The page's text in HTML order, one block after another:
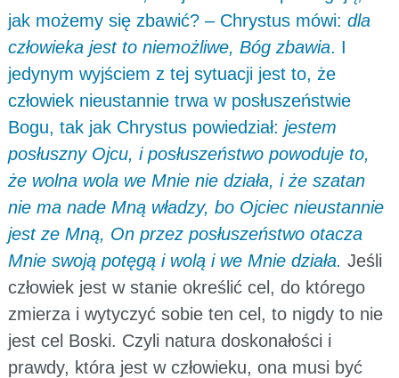
jak możemy się zbawić? – Chrystus mówi: dla
człowieka jest to niemożliwe, Bóg zbawia. I
jedynym wyjściem z tej sytuacji jest to, że
człowiek nieustannie trwa w posłuszeństwie
Bogu, tak jak Chrystus powiedział: jestem
posłuszny Ojcu, i posłuszeństwo powoduje to,
że wolna wola we Mnie nie działa, i że szatan
nie ma nade Mną władzy, bo Ojciec nieustannie
jest ze Mną, On przez posłuszeństwo otacza
Mnie swoją potęgą i wolą i we Mnie działa. Jeśli
człowiek jest w stanie określić cel, do którego
zmierza i wytyczyć sobie ten cel, to nigdy to nie
jest cel Boski. Czyli natura doskonałości i
prawdy, która jest w człowieku, ona musi być